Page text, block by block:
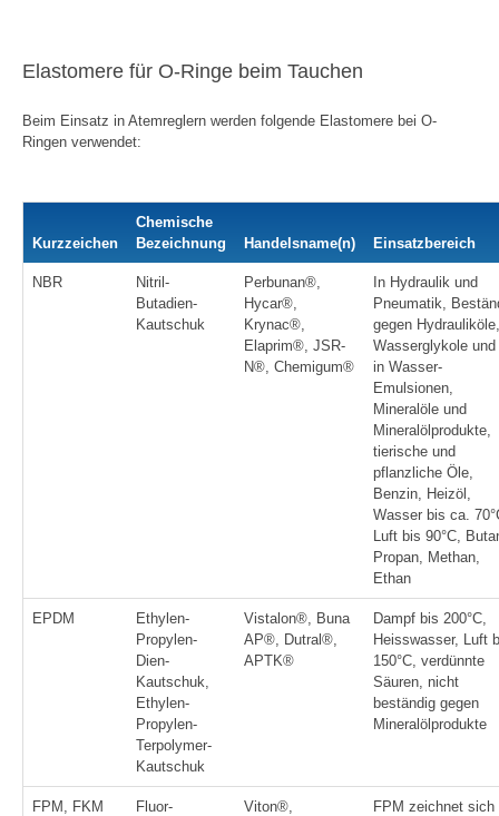
Elastomere für O-Ringe beim Tauchen
Beim Einsatz in Atemreglern werden folgende Elastomere bei O-
Ringen verwendet:
Kurzzeichen
Chemische
Bezeichnung
Handelsname(n) Einsatzbereich
NBR
Nitril-
Butadien-
Kautschuk
Perbunan®,
Hycar®,
Krynac®,
Elaprim®, JSR-
N®, Chemigum®
In Hydraulik und
Pneumatik,
gegen Hydrauliköle,
Wasserglykole und
in Wasser-
Emulsionen,
Mineralöle und
Mineralölprodukte,
tierische und
pflanzliche Öle,
Benzin, Heizöl,
Wasser bis ca.
Luft bis 90°C,
Propan, Methan,
Ethan
EPDM
Ethylen-
Propylen-
Dien-
Kautschuk,
Ethylen-
Propylen-
Terpolymer-
Kautschuk
Vistalon®, Buna
AP®, Dutral®,
APTK®
Dampf bis 200°C,
Heisswasser, Luft
150°C, verdünnte
Säuren, nicht
beständig gegen
Mineralölprodukte
FPM, FKM
Fluor-
Viton®,
FPM zeichnet sich